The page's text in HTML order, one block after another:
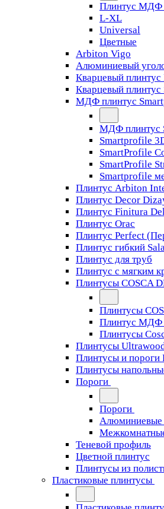
Плинтус МДФ
L-XL
Universal
Цветные
Arbiton Vigo
Алюминиевый
Кварцевый плинтус
Кварцевый
МДФ плинтус
МДФ плинтус
Smartprofile
SmartProfile
SmartProfile
Smartprofile
Плинтус Arbiton
Плинтус Decor
Плинтус Finitura
Плинтус Orac
Плинтус Perfect
Плинтус гибкий
Плинтус для труб
Плинтус с мягким
Плинтусы COSCA
Плинтусы
Плинтус МДФ
Плинтусы
Плинтусы
Плинтусы и пороги
Плинтусы
Пороги
Пороги
Алюминиевые
Теневой профиль
Цветной плинтус
Плинтусы из
Пластиковые плинтусы